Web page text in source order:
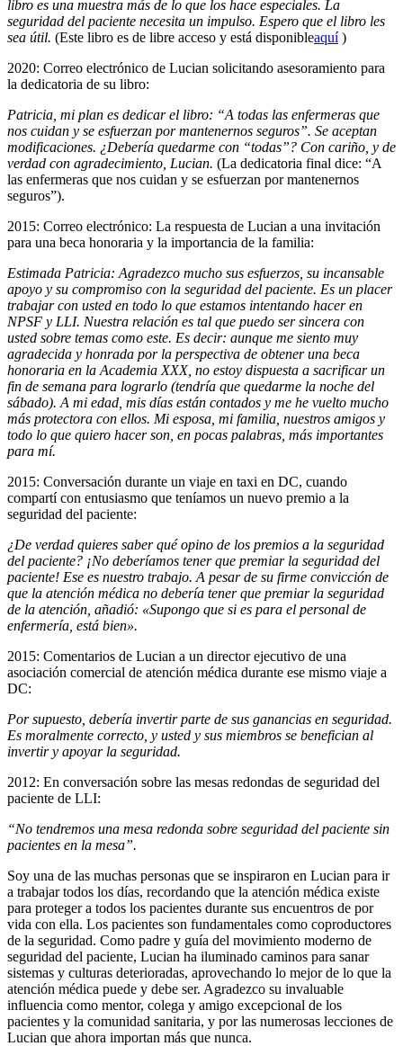
libro es una muestra más de lo que los hace especiales. La
seguridad del paciente necesita un impulso. Espero que el libro les
sea útil. (Este libro es de libre acceso y está disponibleaquí)
2020: Correo electrónico de Lucian solicitando asesoramiento para
la dedicatoria de su libro:
Patricia, mi plan es dedicar el libro: “A todas las enfermeras que
nos cuidan y se esfuerzan por mantenernos seguros”. Se aceptan
modificaciones. ¿Debería quedarme con “todas”? Con cariño, y de
verdad con agradecimiento, Lucian. (La dedicatoria final dice: “A
las enfermeras que nos cuidan y se esfuerzan por mantenernos
seguros”).
2015: Correo electrónico: La respuesta de Lucian a una invitación
para una beca honoraria y la importancia de la familia:
Estimada Patricia: Agradezco mucho sus esfuerzos, su incansable
apoyo y su compromiso con la seguridad del paciente. Es un placer
trabajar con usted en todo lo que estamos intentando hacer en
NPSF y LLI. Nuestra relación es tal que puedo ser sincera con
usted sobre temas como este. Es decir: aunque me siento muy
agradecida y honrada por la perspectiva de obtener una beca
honoraria en la Academia XXX, no estoy dispuesta a sacrificar un
fin de semana para lograrlo (tendría que quedarme la noche del
sábado). A mi edad, mis días están contados y me he vuelto mucho
más protectora con ellos. Mi esposa, mi familia, nuestros amigos y
todo lo que quiero hacer son, en pocas palabras, más importantes
para mí.
2015: Conversación durante un viaje en taxi en DC, cuando
compartí con entusiasmo que teníamos un nuevo premio a la
seguridad del paciente:
¿De verdad quieres saber qué opino de los premios a la seguridad
del paciente? ¡No deberíamos tener que premiar la seguridad del
paciente! Ese es nuestro trabajo. A pesar de su firme convicción de
que la atención médica no debería tener que premiar la seguridad
de la atención, añadió: «Supongo que si es para el personal de
enfermería, está bien».
2015: Comentarios de Lucian a un director ejecutivo de una
asociación comercial de atención médica durante ese mismo viaje a
DC:
Por supuesto, debería invertir parte de sus ganancias en seguridad.
Es moralmente correcto, y usted y sus miembros se benefician al
invertir y apoyar la seguridad.
2012: En conversación sobre las mesas redondas de seguridad del
paciente de LLI:
“No tendremos una mesa redonda sobre seguridad del paciente sin
pacientes en la mesa”.
Soy una de las muchas personas que se inspiraron en Lucian para ir
a trabajar todos los días, recordando que la atención médica existe
para proteger a todos los pacientes durante sus encuentros de por
vida con ella. Los pacientes son fundamentales como coproductores
de la seguridad. Como padre y guía del movimiento moderno de
seguridad del paciente, Lucian ha iluminado caminos para sanar
sistemas y culturas deterioradas, aprovechando lo mejor de lo que la
atención médica puede y debe ser. Agradezco su invaluable
influencia como mentor, colega y amigo excepcional de los
pacientes y la comunidad sanitaria, y por las numerosas lecciones de
Lucian que ahora importan más que nunca.